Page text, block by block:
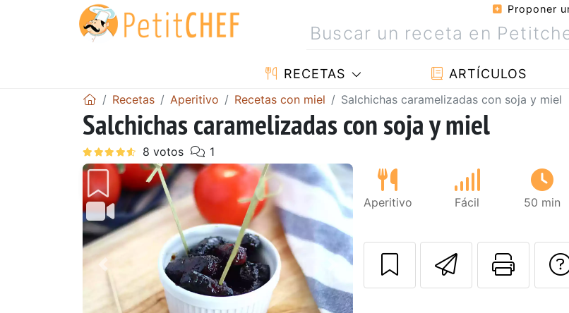
Proponer
RECETAS ARTÍCULOS
Recetas Aperitivo Recetas con miel Salchichas caramelizadas con soja y miel
Salchichas caramelizadas con soja y miel
Anterior Siguiente
Aperitivo Fácil 50 min
Enviar